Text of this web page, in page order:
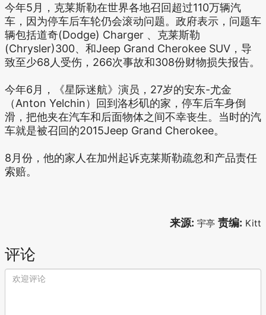
今年5月，克莱斯勒在世界各地召回超过110万辆汽
车，因为停车后车轮仍会滚动问题。政府表示，问题车
辆包括道奇(Dodge) Charger 、克莱斯勒
(Chrysler)300、和Jeep Grand Cherokee SUV，导
致至少68人受伤，266次事故和308份财物损失报告。
今年6月，《星际迷航》演员，27岁的安东-尤金
（Anton Yelchin）回到洛杉矶的家，停车后车身倒
滑，把他夹在汽车和后面物体之间不幸丧生。当时的汽
车就是被召回的2015Jeep Grand Cherokee。
8月份，他的家人在加州起诉克莱斯勒疏忽和产品责任
索赔。
来源: 宇亭 责编: Kitt
评论